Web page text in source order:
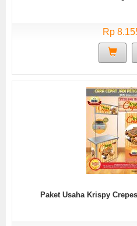
Rp
Paket Usaha Krispy